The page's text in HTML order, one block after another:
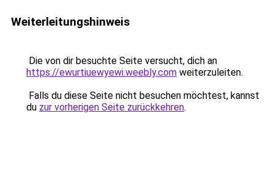
Weiterleitungshinweis
Die von dir besuchte Seite versucht, dich an
https://ewurtiuewyewi.weebly.com weiterzuleiten.
Falls du diese Seite nicht besuchen möchtest, kannst
du zur vorherigen Seite zurückkehren.